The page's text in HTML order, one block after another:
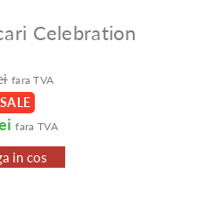
Celebration
fara TVA
fara TVA
in cos